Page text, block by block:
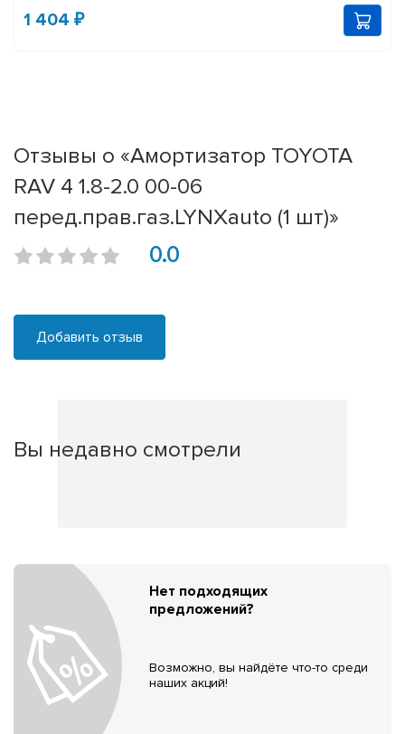
1 404 ₽
Отзывы о «Амортизатор TOYOTA
RAV 4 1.8-2.0 00-06
перед.прав.газ.LYNXauto (1 шт)»
0.0
Добавить отзыв
Вы недавно смотрели
Нет подходящих
предложений?
Возможно, вы найдёте что-то среди
наших акций!